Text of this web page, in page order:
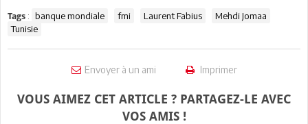
Tags : banque mondiale fmi Laurent Fabius
Mehdi Jomaa
Tunisie
Envoyer à un ami Imprimer
VOUS AIMEZ CET ARTICLE ? PARTAGEZ-LE AVEC
VOS AMIS !